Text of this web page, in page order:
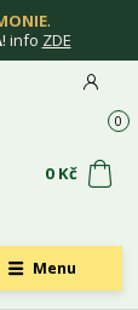
.
! info ZDE
Menu
0
0 Kč